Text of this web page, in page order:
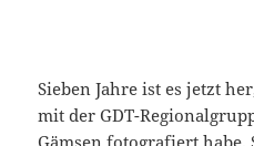
Sieben Jahre ist es jetzt
mit der GDT-
Gämsen fotografiert habe.